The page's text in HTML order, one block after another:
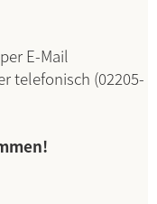
E-Mail
telefonisch (02205-